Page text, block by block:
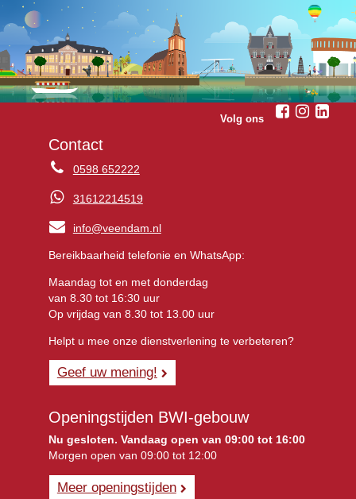
Volg ons
Contact
0598 652222
31612214519
info@veendam.nl
Bereikbaarheid telefonie en WhatsApp:
Maandag tot en met donderdag
van 8.30 tot 16:30 uur
Op vrijdag van 8.30 tot 13.00 uur
Helpt u mee onze dienstverlening te verbeteren?
Geef uw mening!
Openingstijden BWI-gebouw
Nu gesloten. Vandaag open van 09:00 tot 16:00
Morgen open van 09:00 tot 12:00
Meer openingstijden